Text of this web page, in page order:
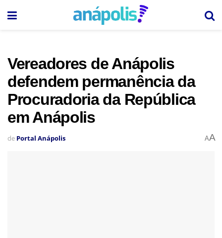
Vereadores de Anápolis
defendem permanência da
Procuradoria da República
em Anápolis
de Portal Anápolis AA